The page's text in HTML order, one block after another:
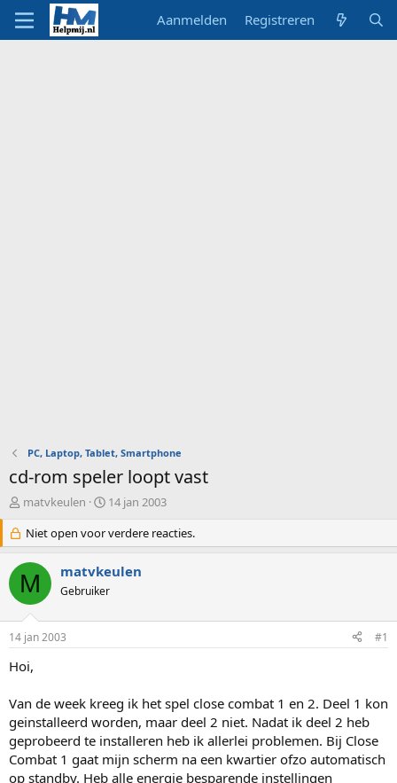
Aanmelden Registreren
PC, Laptop, Tablet, Smartphone
cd-rom speler loopt vast
O
d
e
r
w
e
p
s
t
a
t
e
r
matvkeulen
S
a
r
d
a
m
14 jan 2003
Niet open voor verdere reacties.
M matvkeulen
Gebruiker
14 jan 2003 #1
Hoi,
Van de week kreeg ik het spel close combat 1 en 2. Deel 1 kon
geinstalleerd worden, maar deel 2 niet. Nadat ik deel 2 heb
geprobeerd te installeren heb ik allerlei problemen. Bij Close
Combat 1 gaat mijn scherm na een kwartier ofzo automatisch
op standby. Heb alle energie besparende instellingen